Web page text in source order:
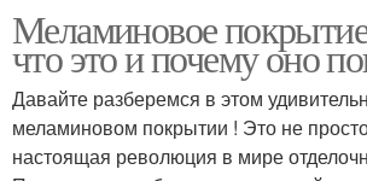
Меламиновое
что это и почему оно
Давайте разберемся в этом
меламиновом покрытии ! Это не
настоящая революция в мире